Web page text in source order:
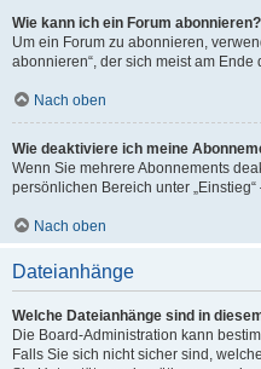
Wie kann ich ein Forum abonnieren?
Um ein Forum zu abonnieren,
abonnieren“, der sich meist am Ende
Nach oben
Wie deaktiviere ich meine
Wenn Sie mehrere Abonnements
persönlichen Bereich unter
Nach oben
Dateianhänge
Welche Dateianhänge sind in
Die Board-Administration kann
Falls Sie sich nicht sicher sind,